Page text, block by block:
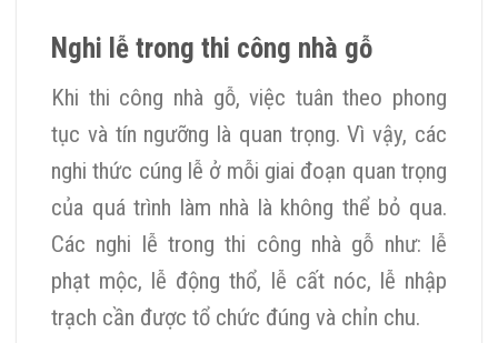
Nghi lễ trong thi công nhà gỗ
Khi thi công nhà gỗ, việc tuân theo phong
tục và tín ngưỡng là quan trọng. Vì vậy, các
nghi thức cúng lễ ở mỗi giai đoạn quan trọng
của quá trình làm nhà là không thể bỏ qua.
Các nghi lễ trong thi công nhà gỗ như: lễ
phạt mộc, lễ động thổ, lễ cất nóc, lễ nhập
trạch cần được tổ chức đúng và chỉn chu.